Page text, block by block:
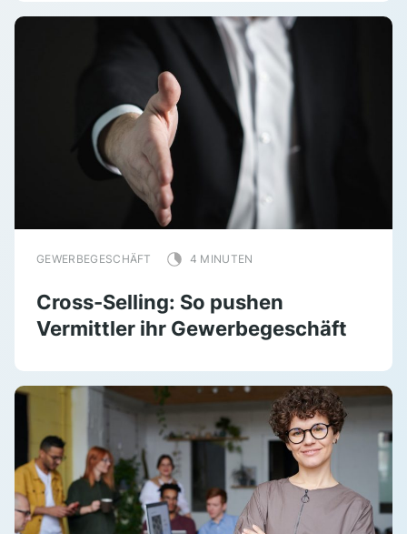
GEWERBEGESCHÄFT 4 MINUTEN
Cross-Selling: So pushen
Vermittler ihr Gewerbegeschäft